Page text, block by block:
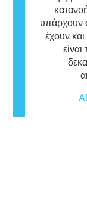
υπάρχουν
έχουν